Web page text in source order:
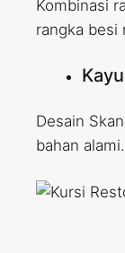
Kombinasi
rangka besi
Desain
bahan